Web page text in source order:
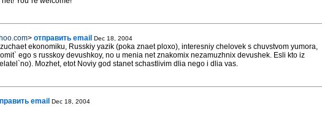
> отправить email Dec 18, 2004
ekonomiku, Russkiy yazik (poka znaet ploxo), interesniy chelovek s chuvstvom yumora,
ego s russkoy devushkoy, no u menia net znakomix nezamuzhnix devushek. Esli kto iz
Mozhet, etot Noviy god stanet schastlivim dlia nego i dlia vas.
email Dec 18, 2004